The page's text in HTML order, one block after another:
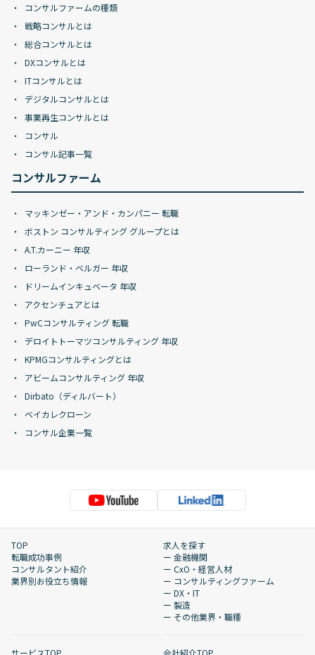
コンサルファームの種類
戦略コンサルとは
総合コンサルとは
DXコンサルとは
ITコンサルとは
デジタルコンサルとは
事業再生コンサルとは
コンサル
コンサル記事一覧
コンサルファーム
マッキンゼー・アンド・カンパニー 転職
ボストン コンサルティング グループとは
A.T.カーニー 年収
ローランド・ベルガー 年収
ドリームインキュベータ 年収
アクセンチュアとは
PwCコンサルティング 転職
デロイトトーマツコンサルティング 年収
KPMGコンサルティングとは
アビームコンサルティング 年収
Dirbato（ディルバート）
ベイカレクローン
コンサル企業一覧
TOP
転職成功事例
コンサルタント紹介
業界別お役立ち情報
求人を探す
ー 金融機関
ー CxO・経営人材
ー コンサルティングファーム
ー DX・IT
ー 製造
ー その他業界・職種
サービスTOP 会社紹介TOP